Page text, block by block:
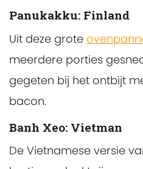
Panukakku: Finland
Uit deze grote
meerdere porties
gegeten bij het ontbijt
bacon.
Banh Xeo: Vietman
De Vietnamese versie